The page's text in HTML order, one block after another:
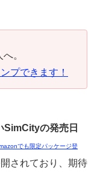
。
プできます！
SimCityの発売日
でも限定パッケージ登
されており、期待